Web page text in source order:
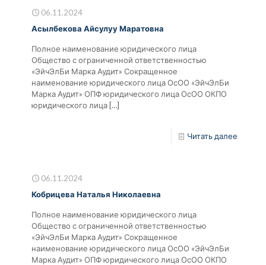
06.11.2024
Асылбекова Айсулуу Маратовна
Полное наименование юридического лица
Общество с ограниченной ответственностью
«ЭйчЭлБи Марка Аудит» Сокращенное
наименование юридического лица ОсОО «ЭйчЭлБи
Марка Аудит» ОПФ юридического лица ОсОО ОКПО
юридического лица[…]
Читать далее
06.11.2024
Кобрицева Наталья Николаевна
Полное наименование юридического лица
Общество с ограниченной ответственностью
«ЭйчЭлБи Марка Аудит» Сокращенное
наименование юридического лица ОсОО «ЭйчЭлБи
Марка Аудит» ОПФ юридического лица ОсОО ОКПО